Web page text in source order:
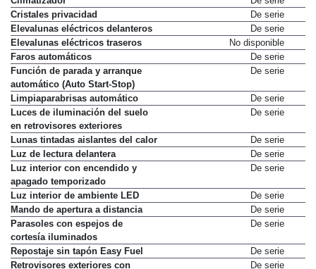
Climatizador
De serie
Cristales privacidad
De serie
Elevalunas eléctricos delanteros
De serie
Elevalunas eléctricos traseros
No disponible
Faros automáticos
De serie
Función de parada y arranque
automático (Auto Start-Stop)
Limpiaparabrisas automático
De serie
Luces de iluminación del suelo
en retrovisores exteriores
Lunas tintadas aislantes del calor
De serie
Luz de lectura delantera
De serie
Luz interior con encendido y
apagado temporizado
Luz interior de ambiente LED
De serie
Mando de apertura a distancia
De serie
Parasoles con espejos de
cortesía iluminados
Repostaje sin tapón Easy Fuel
De serie